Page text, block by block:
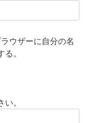
ウザーに自分の名
。
。